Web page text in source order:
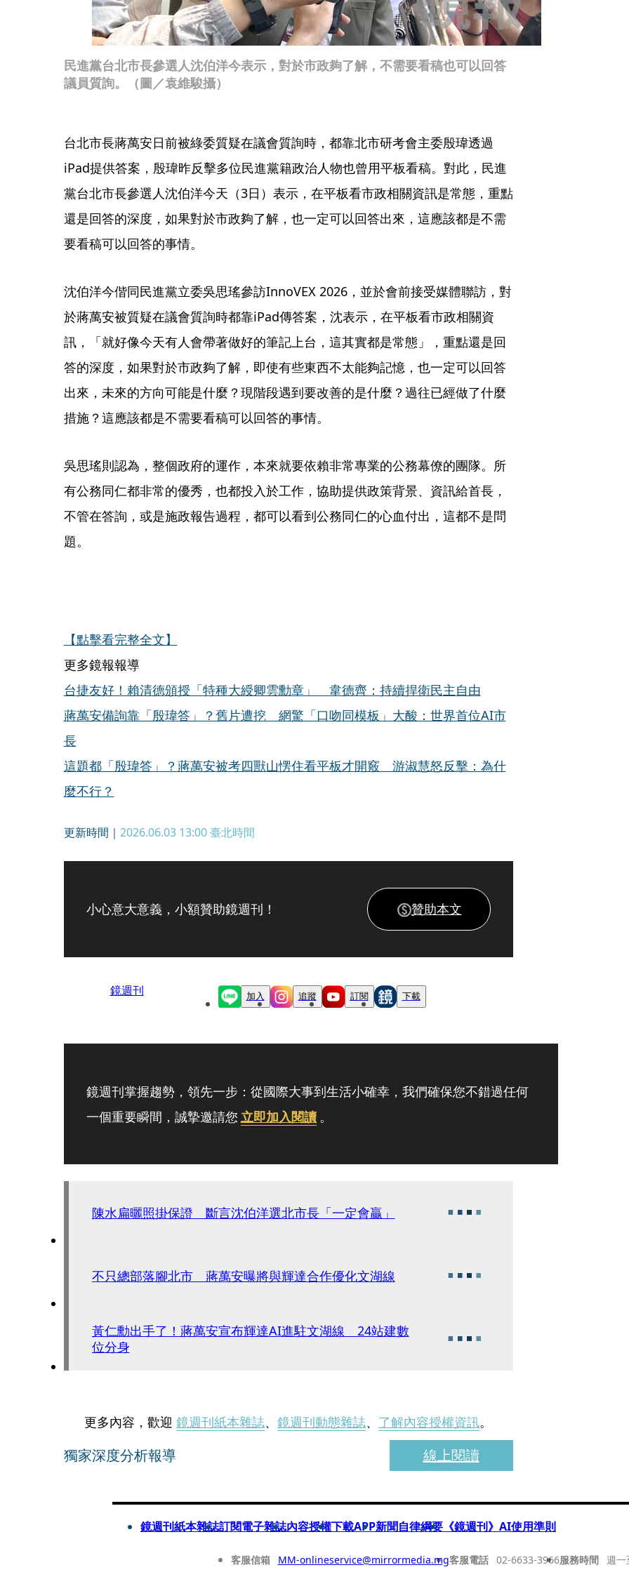
民進黨台北市長參選人沈伯洋今表示，對於市政夠了解，不需要看稿也可以回答
議員質詢。（圖／袁維駿攝）
台北市長蔣萬安日前被綠委質疑在議會質詢時，都靠北市研考會主委殷瑋透過
iPad提供答案，殷瑋昨反擊多位民進黨籍政治人物也曾用平板看稿。對此，民進
黨台北市長參選人沈伯洋今天（3日）表示，在平板看市政相關資訊是常態，重點
還是回答的深度，如果對於市政夠了解，也一定可以回答出來，這應該都是不需
要看稿可以回答的事情。
沈伯洋今偕同民進黨立委吳思瑤參訪InnoVEX 2026，並於會前接受媒體聯訪，對
於蔣萬安被質疑在議會質詢時都靠iPad傳答案，沈表示，在平板看市政相關資
訊，「就好像今天有人會帶著做好的筆記上台，這其實都是常態」，重點還是回
答的深度，如果對於市政夠了解，即使有些東西不太能夠記憶，也一定可以回答
出來，未來的方向可能是什麼？現階段遇到要改善的是什麼？過往已經做了什麼
措施？這應該都是不需要看稿可以回答的事情。
吳思瑤則認為，整個政府的運作，本來就要依賴非常專業的公務幕僚的團隊。所
有公務同仁都非常的優秀，也都投入於工作，協助提供政策背景、資訊給首長，
不管在答詢，或是施政報告過程，都可以看到公務同仁的心血付出，這都不是問
題。
【點擊看完整全文】
更多鏡報報導
台捷友好！賴清德頒授「特種大綬卿雲勳章」 韋德齊：持續捍衛民主自由
蔣萬安備詢靠「殷瑋答」？舊片遭挖 網驚「口吻同模板」大酸：世界首位AI市
長
這題都「殷瑋答」？蔣萬安被考四獸山愣住看平板才開竅 游淑慧怒反擊：為什
麼不行？
更新時間｜ 2026.06.03 13:00臺北時間
小心意大意義，小額贊助鏡週刊！ 贊助本文
鏡週刊 加入 追蹤 訂閱 下載
鏡週刊掌握趨勢，領先一步：從國際大事到生活小確幸，我們確保您不錯過任何
一個重要瞬間，誠摯邀請您 立即加入閱讀 。
陳水扁曬照掛保證 斷言沈伯洋選北市長「一定會贏」
不只總部落腳北市 蔣萬安曝將與輝達合作優化文湖線
黃仁勳出手了！蔣萬安宣布輝達AI進駐文湖線 24站建數
位分身
更多內容，歡迎 鏡週刊紙本雜誌、 鏡週刊動態雜誌、 了解內容授權資訊。
獨家深度分析報導 線上閱讀
鏡週刊紙本雜誌訂閱電子雜誌內容授權下載APP新聞自律綱要 《鏡週刊》AI使用準則
客服信箱 MM-onlineservice@mirrormedia.mg客服電話 02-6633-3966服務時間 週一